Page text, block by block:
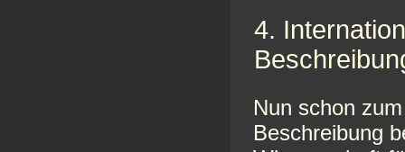
4.
Nun schon
Beschreibung